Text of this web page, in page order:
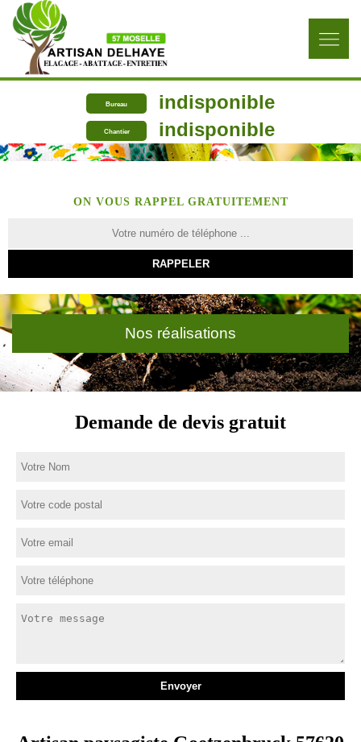
Bureau indisponible
Chantier indisponible
ON VOUS RAPPEL GRATUITEMENT
Nos réalisations
Demande de devis gratuit